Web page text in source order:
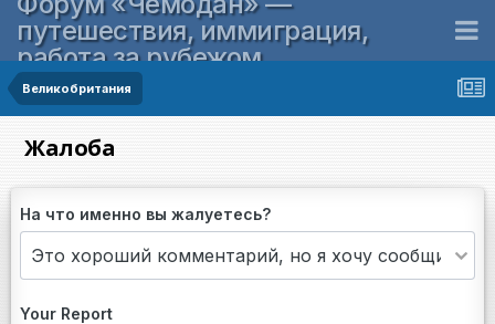
путешествия, иммиграция,
работа за рубежом
Великобритания
Жалоба
На что именно вы жалуетесь?
Your Report